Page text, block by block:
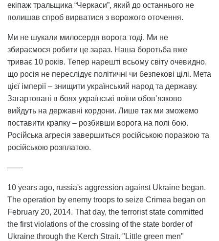
екіпаж тральщика “Черкаси”, який до останнього не
полишав спроб вирватися з ворожого оточення.
Ми не шукали милосердя ворога тоді. Ми не
збираємося робити це зараз. Наша боротьба вже
триває 10 років. Тепер нарешті всьому світу очевидно,
що росія не переслідує політичні чи безпекові цілі. Мета
цієї імперії – знищити український народ та державу.
Загартовані в боях українські воїни обовʼязково
вийдуть на державні кордони. Лише так ми зможемо
поставити крапку – розбивши ворога на полі бою.
Російська агресія завершиться російською поразкою та
російською розплатою.
——
10 years ago, russia's aggression against Ukraine began.
The operation by enemy troops to seize Crimea began on
February 20, 2014. That day, the terrorist state committed
the first violations of the crossing of the state border of
Ukraine through the Kerch Strait. "Little green men"